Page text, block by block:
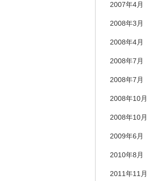
2007年4月
2008年3月
2008年4月
2008年7月
2008年7月
2008年10月
2008年10月
2009年6月
2010年8月
2011年11月